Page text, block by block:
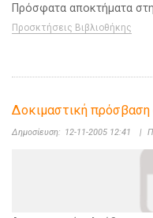
Πρόσφατα αποκτήματα
Προσκτήσεις Βιβλιοθήκης
Δοκιμαστική
Δημοσίευση: 12-11-2005 12:41 |